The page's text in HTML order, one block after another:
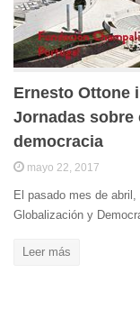
Ernesto Ottone
Jornadas
democracia
mayo 22, 2017
El pasado mes de
Globalización y
Leer más